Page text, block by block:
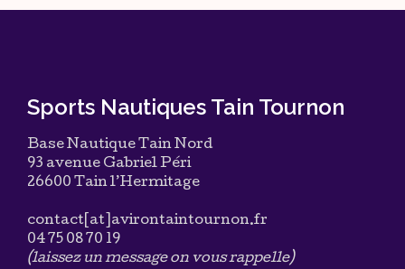
Sports Nautiques Tain Tournon
Base Nautique Tain Nord
93 avenue Gabriel Péri
26600 Tain l’Hermitage
contact[at]avirontaintournon.fr
04 75 08 70 19
(laissez un message on vous rappelle)